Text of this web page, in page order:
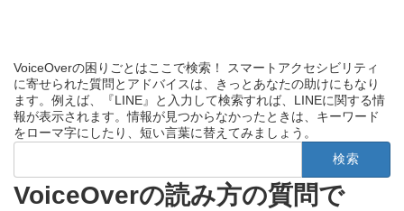
VoiceOverの困りごとはここで検索！ スマートアクセシビリティ
に寄せられた質問とアドバイスは、きっとあなたの助けにもなり
ます。例えば、『LINE』と入力して検索すれば、LINEに関する情
報が表示されます。情報が見つからなかったときは、キーワード
をローマ字にしたり、短い言葉に替えてみましょう。
検
VoiceOverの読み方の質問で